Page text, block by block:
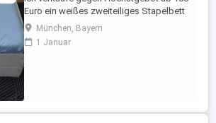
Euro ein weißes zweiteiliges Stapelbett
aus Massivholz (Designer Rolf Heide) bei
Bedarf inklusive Lattenroste und
Matratzen. Das Bett ist ideal für kleine
München, Bayern
1 Januar